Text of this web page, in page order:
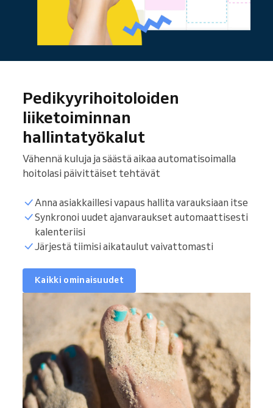
Pedikyyrihoitoloiden
liiketoiminnan
hallintatyökalut
Vähennä kuluja ja säästä aikaa automatisoimalla
hoitolasi päivittäiset tehtävät
Anna asiakkaillesi vapaus hallita varauksiaan itse
Synkronoi uudet ajanvaraukset automaattisesti
kalenteriisi
Järjestä tiimisi aikataulut vaivattomasti
Kaikki ominaisuudet